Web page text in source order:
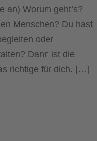
an) Worum geht’s?
Menschen? Du hast
oder
Dann ist die
richtige für dich. […]